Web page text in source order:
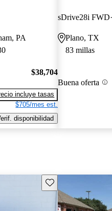
PA
$38,704
incluye tasas
$705/mes est.
disponibilidad
sDrive28i FWD
Plano, TX
83 millas
Buena oferta
Guarda este Aviso